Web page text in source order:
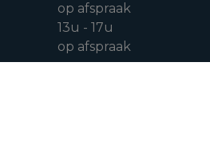
op afspraak
13u - 17u
op afspraak